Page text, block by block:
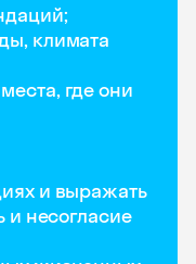
климата
где они
и выражать
и несогласие